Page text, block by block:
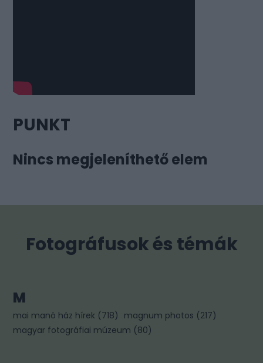
PUNKT
Nincs megjeleníthető elem
Fotográfusok és témák
M
mai manó ház hírek (718) magnum photos (217)
magyar fotográfiai múzeum (80)